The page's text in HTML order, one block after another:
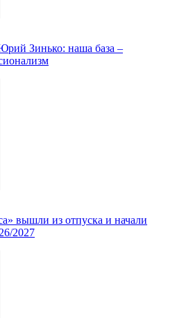
Зинько: наша база –
вышли из отпуска и начали
2027